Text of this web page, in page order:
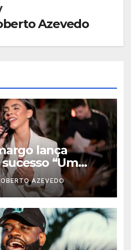
Azevedo
lança
“Um
Louvor Eterno
AZEVEDO